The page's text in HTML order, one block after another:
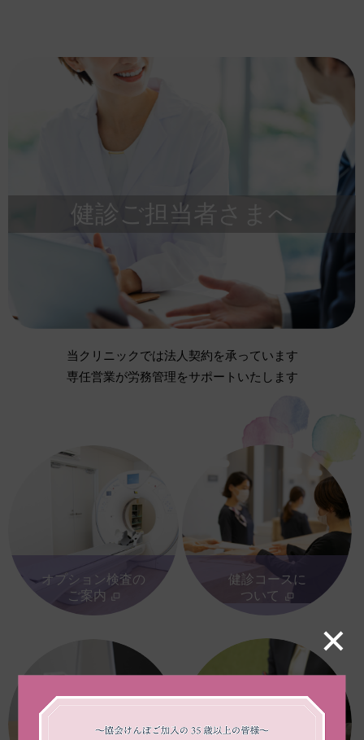
健診ご担当者さまへ
当クリニックでは法人契約を承っています
専任営業が労務管理をサポートいたします
オプション検査の
ご案内
L
健診コースに
ついて
L